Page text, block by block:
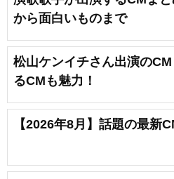
から面白いものまで
松山ケンイチさん出演の
るCMも魅力！
【2026年8月】話題の最新